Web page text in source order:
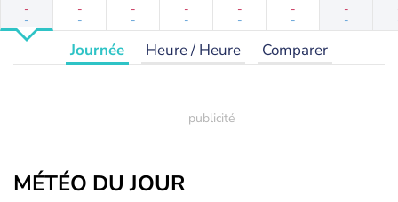
-
-
-
-
-
-
-
-
-
-
-
-
-
-
Journée Heure / Heure Comparer
MÉTÉO DU JOUR